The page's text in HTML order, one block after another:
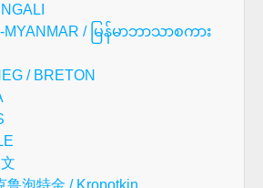
MYANMAR / မြန်မာဘာသာစကား
/ BRETON
鲁泡特金 / Kropotkin